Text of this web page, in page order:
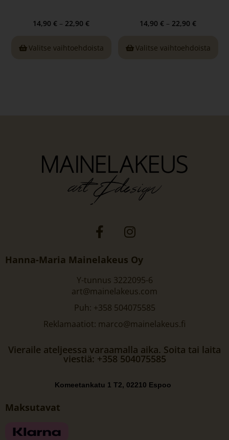
14,90 € – 22,90 €
Valitse vaihtoehdoista
14,90 € – 22,90 €
Valitse vaihtoehdoista
Hanna-Maria Mainelakeus Oy
Y-tunnus 3222095-6
art@mainelakeus.com
Puh: +358 504075585
Reklamaatiot: marco@mainelakeus.fi
Vieraile ateljeessa varaamalla aika. Soita tai laita
viestiä: +358 504075585
Komeetankatu 1 T2, 02210 Espoo
Maksutavat